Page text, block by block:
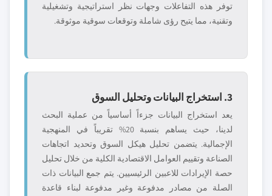
توفر هذه التفاعلات وجهات نظر استراتيجية وتشغيلية
وتقنية، مما يتيح رؤى شاملة وتوقعات سوقية موثوقة.
3. استخراج البيانات وتحليل السوق
يعد استخراج البيانات جزءاً أساسياً من عملية البحث
لدينا، حيث يساهم بنسبة 20% تقريباً في المنهجية
الإجمالية. يتضمن تحليل هيكل السوق وتحديد اتجاهات
الصناعة وتقييم العوامل الاقتصادية الكلية من خلال تحليل
حصة الإيرادات للاعبين الرئيسيين. يتم جمع البيانات ذات
الصلة من مصادر مدفوعة وغير مدفوعة لبناء قاعدة